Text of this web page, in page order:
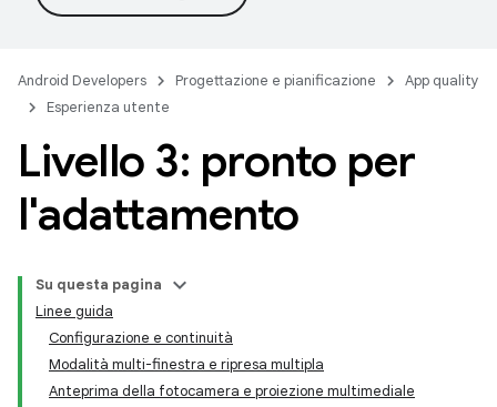
Android Developers Progettazione e pianificazione
App quality
Esperienza utente
Livello 3: pronto per
l'adattamento
Su questa pagina
Linee guida
Configurazione e continuità
Modalità multi-finestra e ripresa multipla
Anteprima della fotocamera e proiezione multimediale